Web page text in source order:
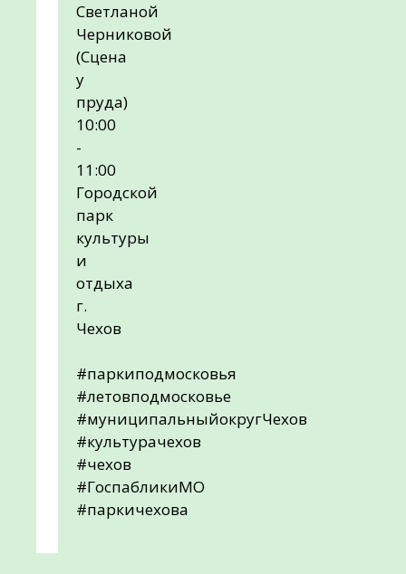
Светланой
Черниковой
(Сцена
у
пруда)
10:00
-
11:00
Городской
парк
культуры
и
отдыха
г.
Чехов
#паркиподмосковья
#летовподмосковье
#муниципальныйокругЧехов
#культурачехов
#чехов
#ГоспабликиМО
#паркичехова